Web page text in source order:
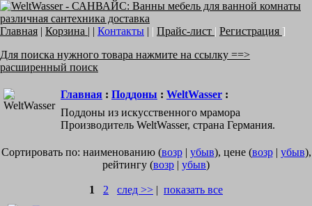
Главная | Корзина | | Контакты | | Прайс-лист | Регистрация ]
Для поиска нужного товара нажмите на ссылку ==>
расширенный поиск
Главная : Поддоны : WeltWasser :
Поддоны из искусственного мрамора
Производитель WeltWasser, страна Германия.
Сортировать по: наименованию (возр| убыв), цене (возр| убыв),
рейтингу (возр | убыв)
1 2 след >> | показать все